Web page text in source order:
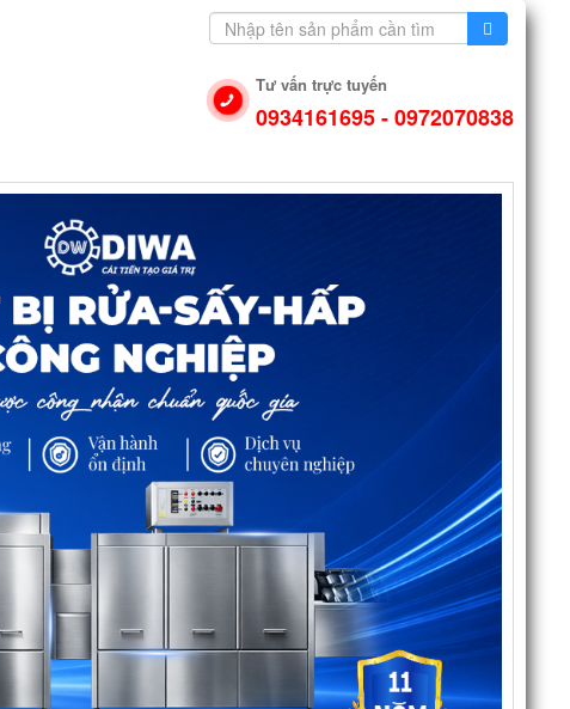
Tư vấn trực tuyến
0934161695 - 0972070838